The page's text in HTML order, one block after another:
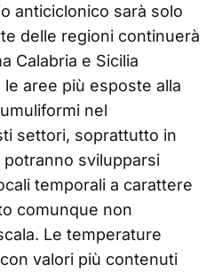
anticiclonico sarà solo
delle regioni continuerà
Calabria e Sicilia
aree più esposte alla
nel
settori, soprattutto in
svilupparsi
temporali a carattere
comunque non
Le temperature
valori più contenuti